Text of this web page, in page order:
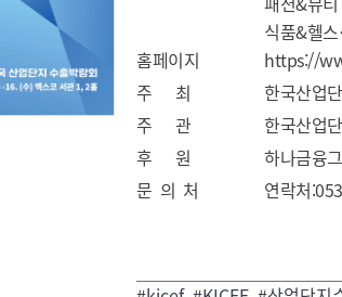
식품&헬스
기계·설비
산업용 IT
화학·바이
조선 해양
재생에너
AI솔루션
홈페이지
https://
주 최
한국산업
주 관
후 원
문 의 처
연락처